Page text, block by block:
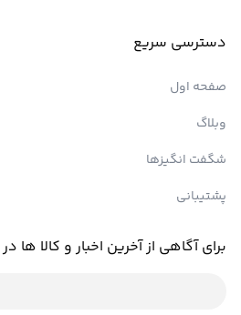
دسترسی سریع
صفحه اول
وبلاگ
شگفت انگیزها
پشتیبانی
برای آگاهی از آخرین اخبار و کالا